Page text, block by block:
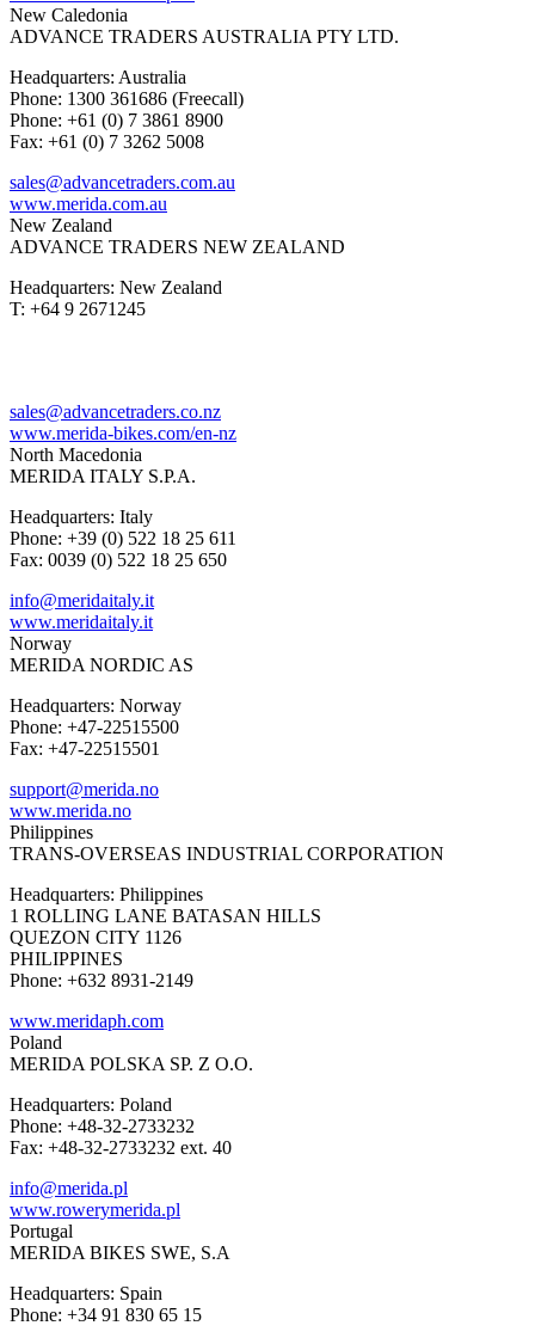
New Caledonia
ADVANCE TRADERS AUSTRALIA PTY LTD.
Headquarters: Australia
Phone: 1300 361686 (Freecall)
Phone: +61 (0) 7 3861 8900
Fax: +61 (0) 7 3262 5008
sales@advancetraders.com.au
www.merida.com.au
New Zealand
ADVANCE TRADERS NEW ZEALAND
Headquarters: New Zealand
T: +64 9 2671245
sales@advancetraders.co.nz
www.merida-bikes.com/en-nz
North Macedonia
MERIDA ITALY S.P.A.
Headquarters: Italy
Phone: +39 (0) 522 18 25 611
Fax: 0039 (0) 522 18 25 650
info@meridaitaly.it
www.meridaitaly.it
Norway
MERIDA NORDIC AS
Headquarters: Norway
Phone: +47-22515500
Fax: +47-22515501
support@merida.no
www.merida.no
Philippines
TRANS-OVERSEAS INDUSTRIAL CORPORATION
Headquarters: Philippines
1 ROLLING LANE BATASAN HILLS
QUEZON CITY 1126
PHILIPPINES
Phone: +632 8931-2149
www.meridaph.com
Poland
MERIDA POLSKA SP. Z O.O.
Headquarters: Poland
Phone: +48-32-2733232
Fax: +48-32-2733232 ext. 40
info@merida.pl
www.rowerymerida.pl
Portugal
MERIDA BIKES SWE, S.A
Headquarters: Spain
Phone: +34 91 830 65 15